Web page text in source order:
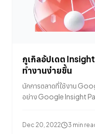
กูเกิลอัปเดต
ทำงานง่ายขึ้น
นักการตลาดที่ใช้งาน
อย่าง Google Insight
ใหม่ๆ ในตลาดล่วงหน้า แล
Dec 20, 2022 3 min